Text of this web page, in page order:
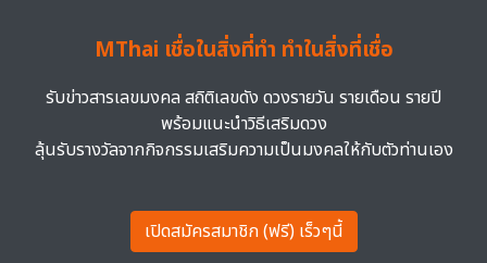
MThai เชื่อในสิ่งที่ทำ ทำในสิ่งที่เชื่อ
รับข่าวสารเลขมงคล สถิติเลขดัง ดวงรายวัน รายเดือน รายปี
พร้อมแนะนำวิธีเสริมดวง
ลุ้นรับรางวัลจากกิจกรรมเสริมความเป็นมงคลให้กับตัวท่านเอง
เปิดสมัครสมาชิก (ฟรี) เร็วๆนี้